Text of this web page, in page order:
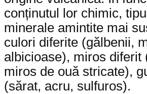
conținutul lor chimic,
minerale amintite mai
culori diferite (gălbenii,
albicioase), miros diferit
miros de ouă stricate),
(sărat, acru, sulfuros).